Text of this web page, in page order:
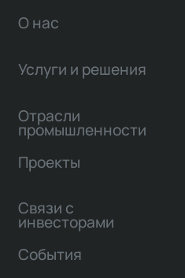
О нас
Услуги и решения
Отрасли
промышленности
Проекты
Связи с
инвесторами
События